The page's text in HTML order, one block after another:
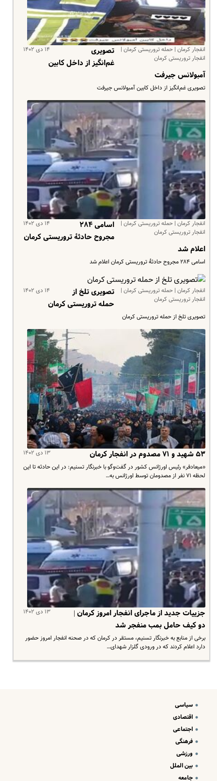
انفجار کرمان | حمله تروریستی کرمان |
انفجار تروریستی کرمان
۱۴ دی ۱۴۰۲
تصویری
غم‌انگیز از داخل کابین
آمبولانس جیرفت
تصویری غم‌انگیز از داخل کابین آمبولانس جیرفت
انفجار کرمان | حمله تروریستی کرمان |
انفجار تروریستی کرمان
۱۴ دی ۱۴۰۲
اسامی ۲۸۴
مجروح حادثۀ تروریستی کرمان
اعلام شد
اسامی ۲۸۴ مجروح حادثۀ تروریستی کرمان اعلام شد
انفجار کرمان | حمله تروریستی کرمان |
انفجار تروریستی کرمان
۱۴ دی ۱۴۰۲
تصویری تلخ از
حمله تروریستی کرمان
تصویری تلخ از حمله تروریستی کرمان
۱۳ دی ۱۴۰۲ ۵۳ شهید و ۷‍۱ مصدوم در انفجار کرمان
«میعادفر» رئیس اورژانس کشور در گفت‌وگو با خبرنگار تسنیم: در این حادثه تا این
لحظه ۷۱ نفر از مصدومان توسط اورژانس به…
۱۳ دی ۱۴۰۲
جزییات جدید از ماجرای انفجار امروز کرمان |
دو کیف حامل بمب منفجر شد
برخی از منابع به خبرنگار تسنیم، مستقر در کرمان که در صحنه انفجار امروز حضور
دارد اعلام کردند که در ورودی گلزار شهدای…
سیاسی
اقتصادی
اجتماعی
فرهنگی
ورزشی
بین الملل
جامعه